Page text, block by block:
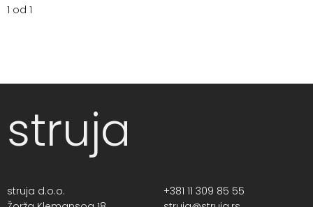
1 od 1
struja
struja d.o.o.
+381 11 309 85 55